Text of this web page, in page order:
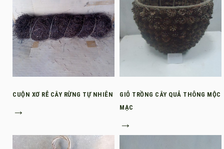
CUỘN XƠ RỄ CÂY RỪNG TỰ NHIÊN
→
GIỎ TRỒNG CÂY QUẢ THÔNG MỘC
MẠC
→